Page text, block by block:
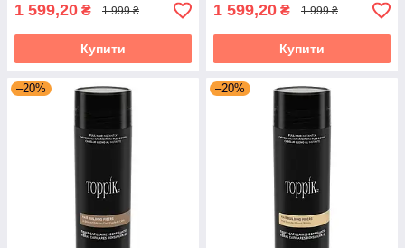
1 599,20 ₴ 1 999 ₴
Купити
1 599,20 ₴ 1 999 ₴
Купити
–20% –20%